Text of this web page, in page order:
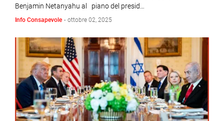
Benjamin Netanyahu al piano del presid…
Info Consapevole - ottobre 02, 2025